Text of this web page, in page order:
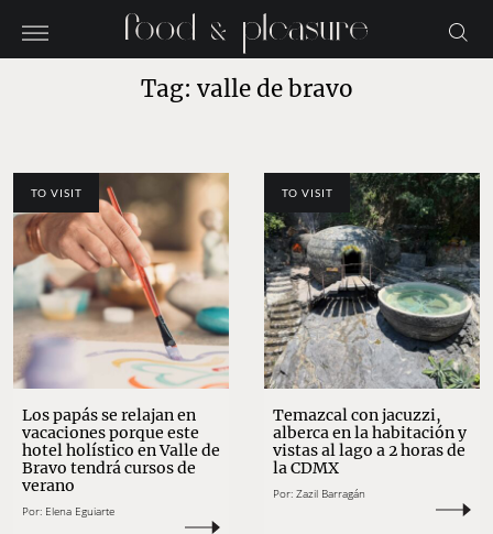
Tag: valle de bravo
TO VISIT
Los papás se relajan en
vacaciones porque este
hotel holístico en Valle de
Bravo tendrá cursos de
verano
Por: Elena Eguiarte
TO VISIT
Temazcal con jacuzzi,
alberca en la habitación y
vistas al lago a 2 horas de
la CDMX
Por: Zazil Barragán